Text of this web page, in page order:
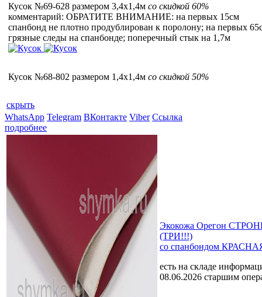
Кусок №69-628 размером 3,4x1,4м со скидкой 60%
комментарий: ОБРАТИТЕ ВНИМАНИЕ: на первых 15см
спанбонд не плотно продублирован к поролону; на первых
грязные следы на спанбонде; поперечный стык на 1,7м
Кусок №68-802 размером 1,4x1,4м со скидкой 50%
скрыть
WhatsApp Telegram ВКонтакте Viber Ссылка
подробнее
Экокожа Орегон
(ТРИ!!!)
со спанбондом
есть на складе
08.06.2026 старшим